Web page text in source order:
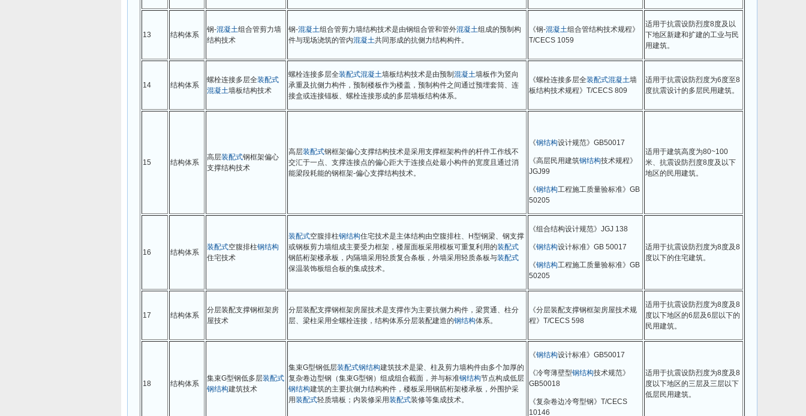
13 结构体系
钢-混凝土组合管剪力墙
结构技术
钢-混凝土组合管剪力墙结构技术是由钢组合管和管外混凝土组成的预制构
件与现场浇筑的管内混凝土共同形成的抗侧力结构构件。
《钢-混凝土组合管结构技术规程》
T/CECS 1059
适用于抗震设防烈度8度及以
下地区新建和扩建的工业与民
用建筑。
14 结构体系
螺栓连接多层全装配式
混凝土墙板结构技术
螺栓连接多层全装配式混凝土墙板结构技术是由预制 混凝土墙板作为竖向
承重及抗侧力构件，预制楼板作为楼盖，预制构件之间通过预埋套筒、连
接盒或连接锚板、螺栓连接形成的多层墙板结构体系。
《螺栓连接多层全装配式混凝土墙
板结构技术规程》T/CECS 809
适用于抗震设防烈度为6度至8
度抗震设计的多层民用建筑。
15 结构体系
高层装配式钢框架偏心
支撑结构技术
高层装配式钢框架偏心支撑结构技术是采用支撑框架构件的杆件工作线不
交汇于一点、支撑连接点的偏心距大于连接点处最小构件的宽度且通过消
能梁段耗能的钢框架-偏心支撑结构技术。
《钢结构设计规范》GB50017
《高层民用建筑钢结构技术规程》
JGJ99
《钢结构工程施工质量验标准》GB
50205
适用于建筑高度为80~100
米、抗震设防烈度8度及以下
地区的民用建筑。
16 结构体系
装配式空腹排柱钢结构
住宅技术
装配式空腹排柱钢结构住宅技术是主体结构由空腹排柱、H型钢梁、钢支撑
或钢板剪力墙组成主要受力框架，楼屋面板采用模板可重复利用的装配式
钢筋桁架楼承板，内隔墙采用轻质复合条板，外墙采用轻质条板与装配式
保温装饰板组合板的集成技术。
《组合结构设计规范》JGJ 138
《钢结构设计标准》GB 50017
《钢结构工程施工质量验标准》GB
50205
适用于抗震设防烈度为8度及8
度以下的住宅建筑。
17 结构体系
分层装配支撑钢框架房
屋技术
分层装配支撑钢框架房屋技术是支撑作为主要抗侧力构件，梁贯通、柱分
层、梁柱采用全螺栓连接，结构体系分层装配建造的钢结构体系。
《分层装配支撑钢框架房屋技术规
程》T/CECS 598
适用于抗震设防烈度为8度及8
度以下地区的6层及6层以下的
民用建筑。
18 结构体系
集束G型钢低多层装配式
钢结构建筑技术
集束G型钢低层装配式钢结构建筑技术是梁、柱及剪力墙构件由多个加厚的
复杂卷边型钢（集束G型钢）组成组合截面，并与标准钢结构节点构成低层
钢结构建筑的主要抗侧力结构构件，楼板采用钢筋桁架楼承板，外围护采
用装配式轻质墙板；内装修采用装配式装修等集成技术。
《钢结构设计标准》GB50017
《冷弯薄壁型钢结构技术规范》
GB50018
《复杂卷边冷弯型钢》T/CECS
10146
适用于抗震设防烈度为8度及8
度以下地区的三层及三层以下
低层民用建筑。